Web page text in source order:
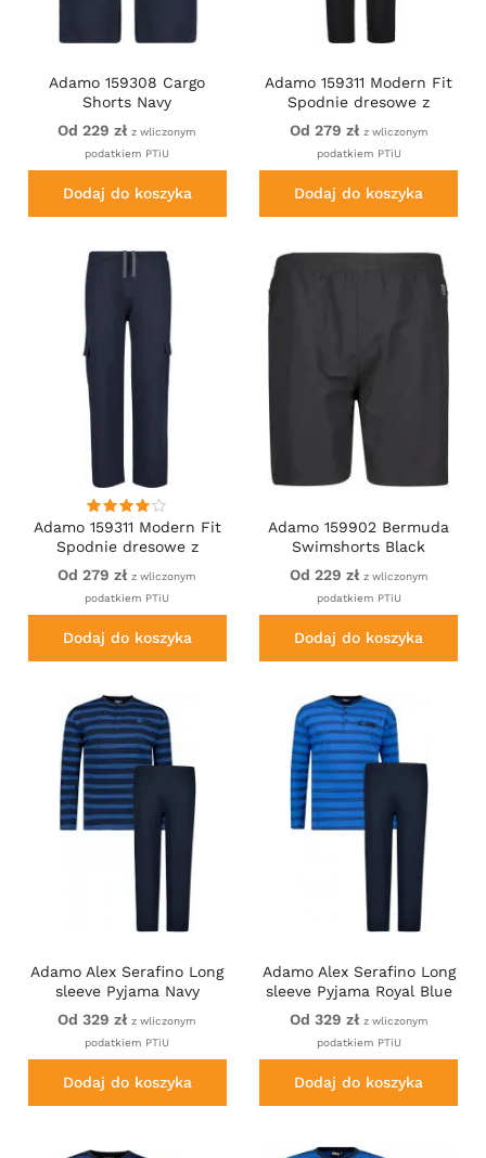
Adamo 159308 Cargo
Shorts Navy
Od 229 zł z wliczonym
podatkiem PTiU
Dodaj do koszyka
Adamo 159311 Modern Fit
Spodnie dresowe z
kieszeniami Czarne
Od 279 zł z wliczonym
podatkiem PTiU
Dodaj do koszyka
Adamo 159311 Modern Fit
Spodnie dresowe z
kieszeniami Granatowe
Od 279 zł z wliczonym
podatkiem PTiU
Dodaj do koszyka
Adamo 159902 Bermuda
Swimshorts Black
Od 229 zł z wliczonym
podatkiem PTiU
Dodaj do koszyka
Adamo Alex Serafino Long
sleeve Pyjama Navy
Od 329 zł z wliczonym
podatkiem PTiU
Dodaj do koszyka
Adamo Alex Serafino Long
sleeve Pyjama Royal Blue
Od 329 zł z wliczonym
podatkiem PTiU
Dodaj do koszyka